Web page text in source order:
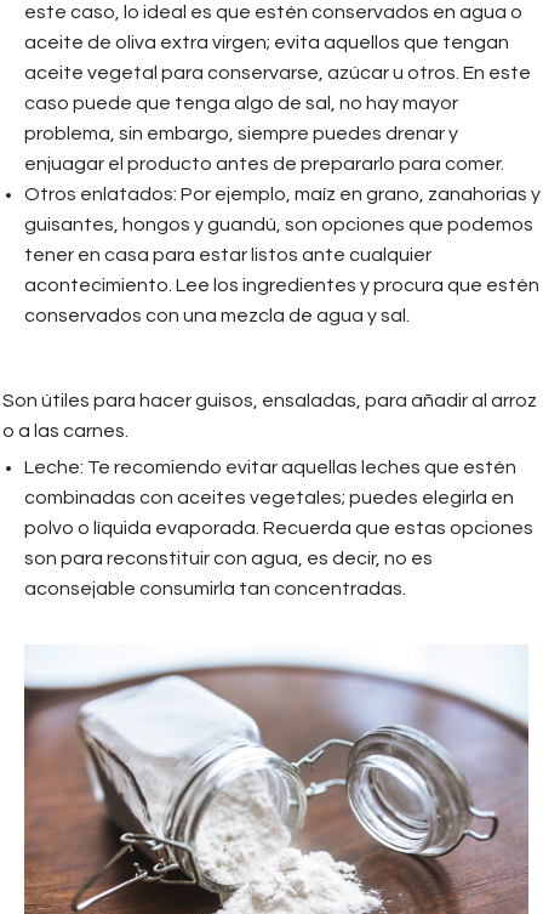
este caso, lo ideal es que estén conservados en agua o
aceite de oliva extra virgen; evita aquellos que tengan
aceite vegetal para conservarse, azúcar u otros. En este
caso puede que tenga algo de sal, no hay mayor
problema, sin embargo, siempre puedes drenar y
enjuagar el producto antes de prepararlo para comer.
Otros enlatados: Por ejemplo, maíz en grano, zanahorias y
guisantes, hongos y guandú, son opciones que podemos
tener en casa para estar listos ante cualquier
acontecimiento. Lee los ingredientes y procura que estén
conservados con una mezcla de agua y sal.
Son útiles para hacer guisos, ensaladas, para añadir al arroz
o a las carnes.
Leche: Te recomiendo evitar aquellas leches que estén
combinadas con aceites vegetales; puedes elegirla en
polvo o líquida evaporada. Recuerda que estas opciones
son para reconstituir con agua, es decir, no es
aconsejable consumirla tan concentradas.
leche_en_polvo.jpg